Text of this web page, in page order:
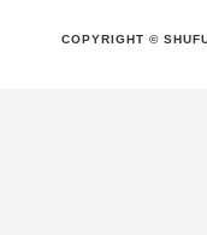
COPYRIGHT ©